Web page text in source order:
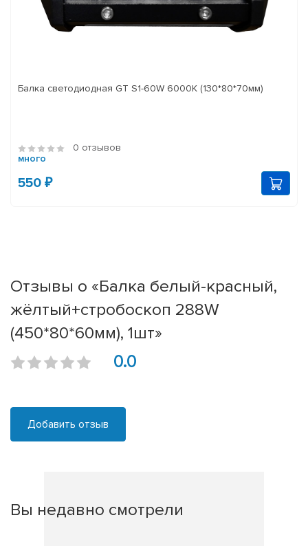
Балка светодиодная GT S1-60W 6000K (130*80*70мм)
0 отзывов
много
550 ₽
Отзывы о «Балка белый-красный,
жёлтый+стробоскоп 288W
(450*80*60мм), 1шт»
0.0
Добавить отзыв
Вы недавно смотрели